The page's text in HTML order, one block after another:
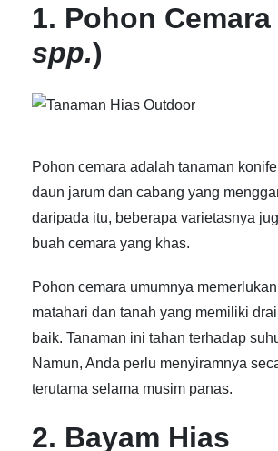
1. Pohon Cemara
spp.)
Pohon cemara adalah tanaman
daun jarum dan cabang yang
daripada itu, beberapa varietasnya
buah cemara yang khas.
Pohon cemara umumnya
matahari dan tanah yang memiliki
baik. Tanaman ini tahan terhadap
Namun, Anda perlu menyiramnya
terutama selama musim panas.
2. Bayam Hias